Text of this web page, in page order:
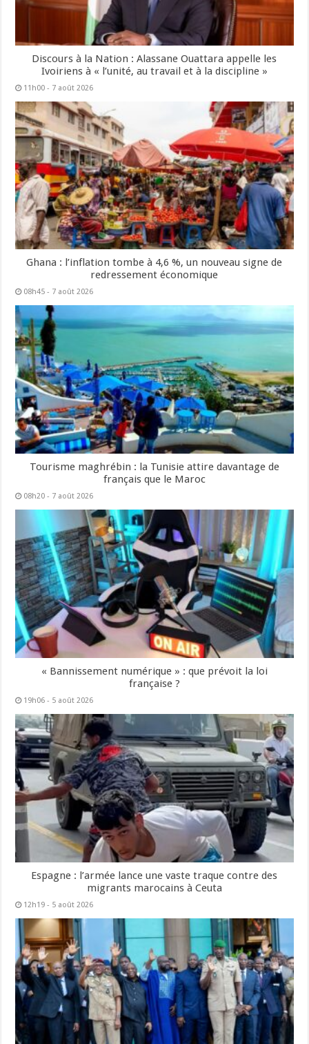
Discours à la Nation : Alassane Ouattara appelle les
Ivoiriens à « l’unité, au travail et à la discipline »
11h00 - 7 août 2026
Ghana : l’inflation tombe à 4,6 %, un nouveau signe de
redressement économique
08h45 - 7 août 2026
Tourisme maghrébin : la Tunisie attire davantage de
français que le Maroc
08h20 - 7 août 2026
« Bannissement numérique » : que prévoit la loi
française ?
19h06 - 5 août 2026
Espagne : l’armée lance une vaste traque contre des
migrants marocains à Ceuta
12h19 - 5 août 2026